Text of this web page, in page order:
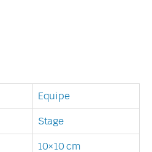
Equipe
Stage
10×10 cm